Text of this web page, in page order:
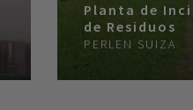
Planta de
de Residuos
PERLEN SUIZA